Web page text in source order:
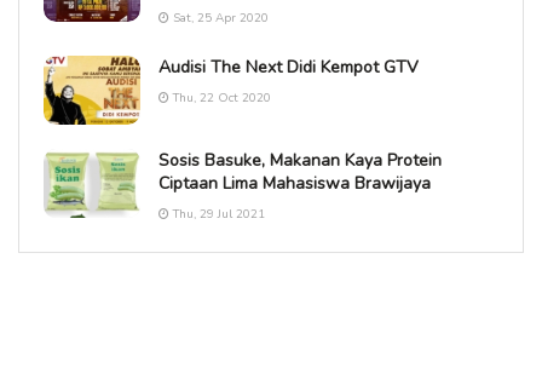
Sat, 25 Apr 2020
Audisi The Next Didi Kempot GTV
Thu, 22 Oct 2020
Sosis Basuke, Makanan Kaya Protein
Ciptaan Lima Mahasiswa Brawijaya
Thu, 29 Jul 2021